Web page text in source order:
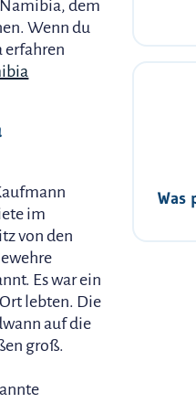
dem
Wenn du
erfahren
im
von den
Es war ein
lebten. Die
auf die
groß.
Was